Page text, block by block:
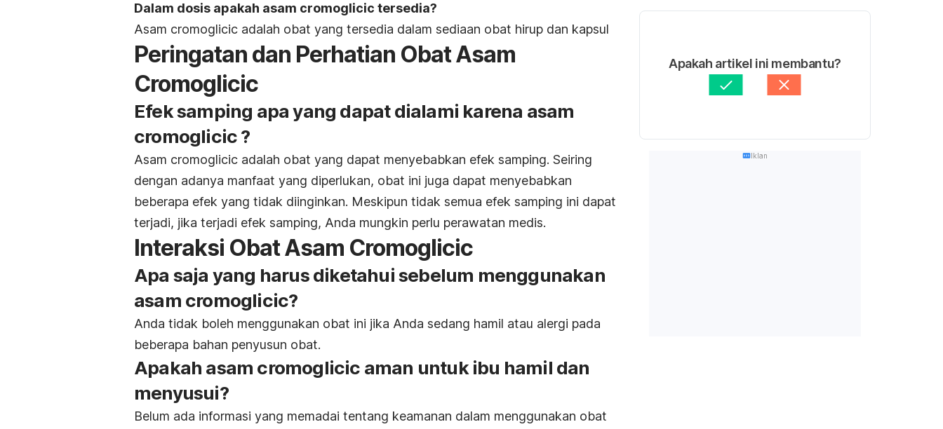
Dalam dosis apakah asam cromoglicic tersedia?
Asam cromoglicic adalah obat yang tersedia dalam sediaan obat hirup dan kapsul
Peringatan dan Perhatian Obat Asam
Cromoglicic
Efek samping apa yang dapat dialami karena asam
cromoglicic ?
Asam cromoglicic adalah obat yang dapat menyebabkan efek samping. Seiring
dengan adanya manfaat yang diperlukan, obat ini juga dapat menyebabkan
beberapa efek yang tidak diinginkan. Meskipun tidak semua efek samping ini dapat
terjadi, jika terjadi efek samping, Anda mungkin perlu perawatan medis.
Interaksi Obat Asam Cromoglicic
Apa saja yang harus diketahui sebelum menggunakan
asam cromoglicic?
Anda tidak boleh menggunakan obat ini jika Anda sedang hamil atau alergi pada
beberapa bahan penyusun obat.
Apakah asam cromoglicic aman untuk ibu hamil dan
menyusui?
Belum ada informasi yang memadai tentang keamanan dalam menggunakan obat
Apakah artikel ini membantu?
Iklan